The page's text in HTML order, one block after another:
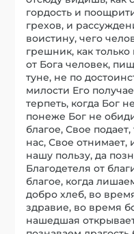
гордость и
грехов, и
воистину, чего
грешник, как
от Бога человек,
туне, не по
милости Его
терпеть, когда Бог
понеже Бог не
благое, Свое
нас, Свое отнимает,
нашу пользу, да
Благодетеля от
благое, когда
добро хлеб, во
здравие, во время
нашедшая